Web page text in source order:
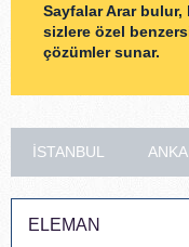
Sayfalar Arar bulur,
sizlere özel
çözümler sunar.
İSTANBUL